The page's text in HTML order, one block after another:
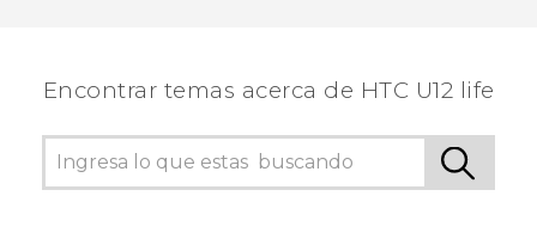
Encontrar temas acerca de HTC U12 life